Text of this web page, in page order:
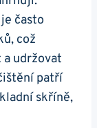
často
což
a udržovat
patří
skříně,